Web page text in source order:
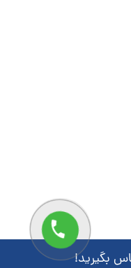
بگیرید!